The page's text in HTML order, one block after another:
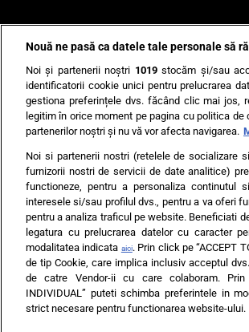
AI UN PONT?
Echipa
Nouă ne pasă ca datele tale personale să
Noi și partenerii noștri 1019stocăm și/sau
identificatorii cookie unici pentru prelucrarea
gestiona preferințele dvs. făcând clic mai jos,
legitim în orice moment pe pagina cu politica
partenerilor noștri și nu vă vor afecta navigarea.
Noi si partenerii nostri (retelele de socializare
furnizorii nostri de servicii de date analitice)
functioneze, pentru a personaliza continutul
interesele si/sau profilul dvs., pentru a va oferi
pentru a analiza traficul pe website. Beneficiati
legatura cu prelucrarea datelor cu caracter
modalitatea indicata aici. Prin click pe “ACCEPT
de tip Cookie, care implica inclusiv acceptul
de catre Vendor-ii cu care colaboram. Prin
INDIVIDUAL” puteti schimba preferintele in
strict necesare pentru functionarea website-ului.